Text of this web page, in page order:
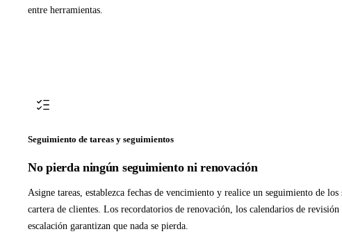
entre herramientas.
Seguimiento de tareas y seguimientos
No pierda ningún seguimiento ni renovación
Asigne tareas, establezca fechas de vencimiento y realice un seguimiento de los
cartera de clientes. Los recordatorios de renovación, los calendarios de
escalación garantizan que nada se pierda.